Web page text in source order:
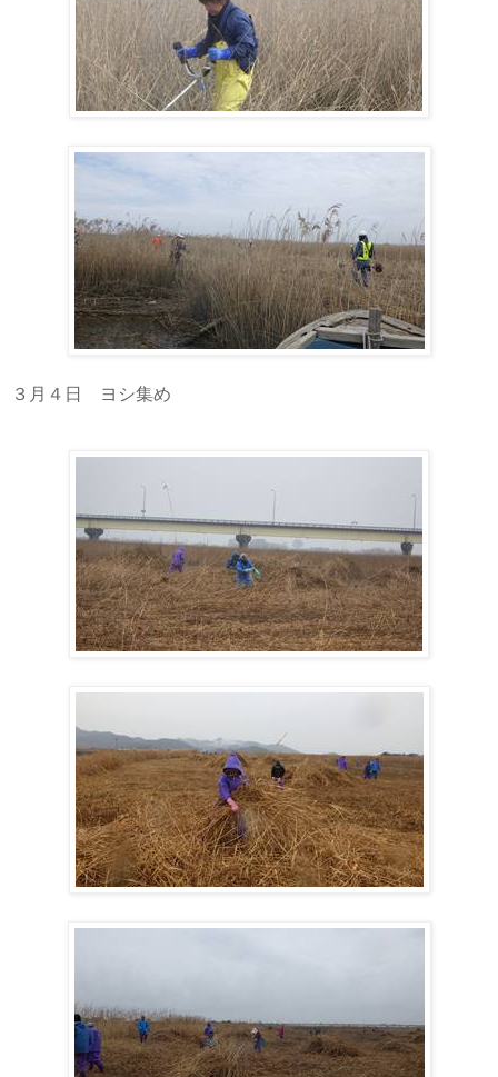
３月４日 ヨシ集め